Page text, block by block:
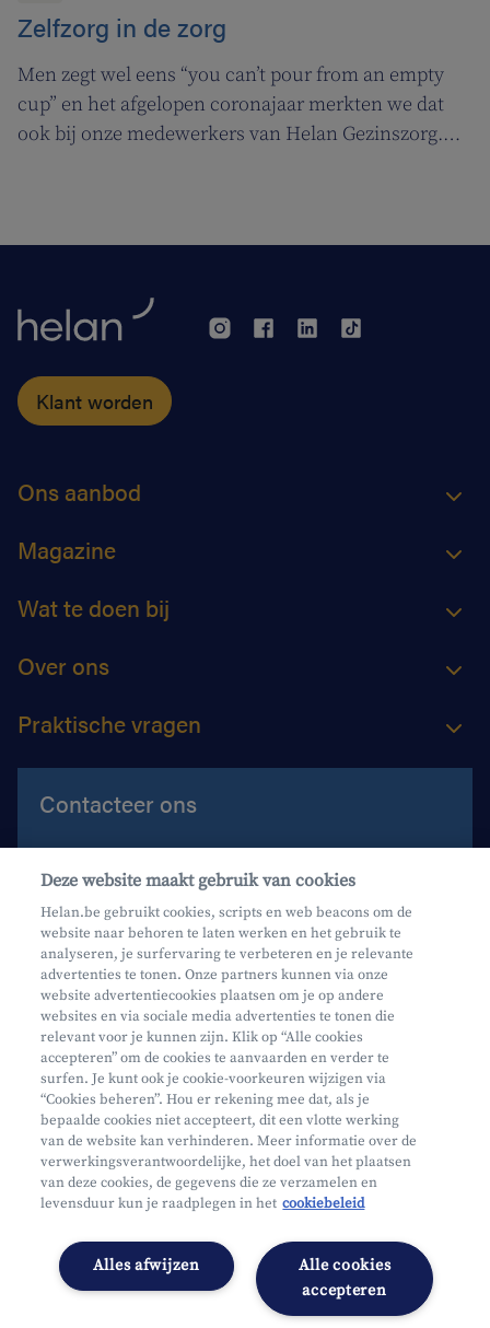
Zelfzorg in de zorg
Men zegt wel eens “you can’t pour from an empty
cup” en het afgelopen coronajaar merkten we dat
ook bij onze medewerkers van Helan Gezinszorg.
hun klanten kunnen zorgen.
Klant worden
Ons aanbod
Magazine
Wat te doen bij
Over ons
Praktische vragen
Contacteer ons
Contacteer ons
Maak een afspraak
Waar vind je ons?
Mifid
Privacy
Juridische info
Onderworpen aan de controle van CDZ
Toegankelijkheidsverklaring
Cookies beheren
Deze website maakt gebruik van cookies
Helan.be gebruikt cookies, scripts en web beacons om de
website naar behoren te laten werken en het gebruik te
analyseren, je surfervaring te verbeteren en je relevante
advertenties te tonen. Onze partners kunnen via onze
website advertentiecookies plaatsen om je op andere
websites en via sociale media advertenties te tonen die
relevant voor je kunnen zijn. Klik op “Alle cookies
accepteren” om de cookies te aanvaarden en verder te
surfen. Je kunt ook je cookie-voorkeuren wijzigen via
“Cookies beheren”. Hou er rekening mee dat, als je
bepaalde cookies niet accepteert, dit een vlotte werking
van de website kan verhinderen. Meer informatie over de
verwerkingsverantwoordelijke, het doel van het plaatsen
van deze cookies, de gegevens die ze verzamelen en
levensduur kun je raadplegen in het cookiebeleid
Alle cookies
accepteren
Alles afwijzen